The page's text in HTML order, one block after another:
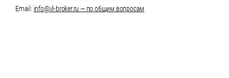
Email: info@vl-broker.ru — по общим вопросам